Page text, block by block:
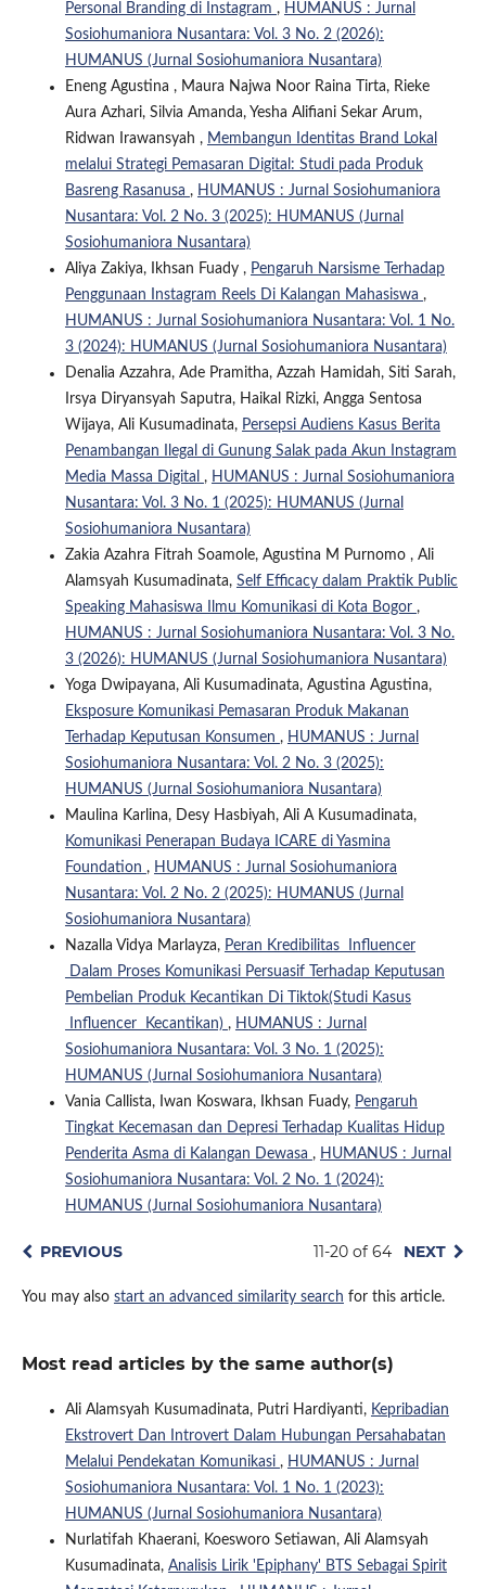
Personal Branding di Instagram , HUMANUS : Jurnal
Sosiohumaniora Nusantara: Vol. 3 No. 2 (2026):
HUMANUS (Jurnal Sosiohumaniora Nusantara)
Eneng Agustina , Maura Najwa Noor Raina Tirta, Rieke
Aura Azhari, Silvia Amanda, Yesha Alifiani Sekar Arum,
Ridwan Irawansyah , Membangun Identitas Brand Lokal
melalui Strategi Pemasaran Digital: Studi pada Produk
Basreng Rasanusa , HUMANUS : Jurnal Sosiohumaniora
Nusantara: Vol. 2 No. 3 (2025): HUMANUS (Jurnal
Sosiohumaniora Nusantara)
Aliya Zakiya, Ikhsan Fuady , Pengaruh Narsisme Terhadap
Penggunaan Instagram Reels Di Kalangan Mahasiswa ,
HUMANUS : Jurnal Sosiohumaniora Nusantara: Vol. 1 No.
3 (2024): HUMANUS (Jurnal Sosiohumaniora Nusantara)
Denalia Azzahra, Ade Pramitha, Azzah Hamidah, Siti Sarah,
Irsya Diryansyah Saputra, Haikal Rizki, Angga Sentosa
Wijaya, Ali Kusumadinata, Persepsi Audiens Kasus Berita
Penambangan Ilegal di Gunung Salak pada Akun Instagram
Media Massa Digital , HUMANUS : Jurnal Sosiohumaniora
Nusantara: Vol. 3 No. 1 (2025): HUMANUS (Jurnal
Sosiohumaniora Nusantara)
Zakia Azahra Fitrah Soamole, Agustina M Purnomo , Ali
Alamsyah Kusumadinata, Self Efficacy dalam Praktik Public
Speaking Mahasiswa Ilmu Komunikasi di Kota Bogor ,
HUMANUS : Jurnal Sosiohumaniora Nusantara: Vol. 3 No.
3 (2026): HUMANUS (Jurnal Sosiohumaniora Nusantara)
Yoga Dwipayana, Ali Kusumadinata, Agustina Agustina,
Eksposure Komunikasi Pemasaran Produk Makanan
Terhadap Keputusan Konsumen , HUMANUS : Jurnal
Sosiohumaniora Nusantara: Vol. 2 No. 3 (2025):
HUMANUS (Jurnal Sosiohumaniora Nusantara)
Maulina Karlina, Desy Hasbiyah, Ali A Kusumadinata,
Komunikasi Penerapan Budaya ICARE di Yasmina
Foundation , HUMANUS : Jurnal Sosiohumaniora
Nusantara: Vol. 2 No. 2 (2025): HUMANUS (Jurnal
Sosiohumaniora Nusantara)
Nazalla Vidya Marlayza, Peran Kredibilitas Influencer
Dalam Proses Komunikasi Persuasif Terhadap Keputusan
Pembelian Produk Kecantikan Di Tiktok(Studi Kasus
Influencer Kecantikan) , HUMANUS : Jurnal
Sosiohumaniora Nusantara: Vol. 3 No. 1 (2025):
HUMANUS (Jurnal Sosiohumaniora Nusantara)
Vania Callista, Iwan Koswara, Ikhsan Fuady, Pengaruh
Tingkat Kecemasan dan Depresi Terhadap Kualitas Hidup
Penderita Asma di Kalangan Dewasa , HUMANUS : Jurnal
Sosiohumaniora Nusantara: Vol. 2 No. 1 (2024):
HUMANUS (Jurnal Sosiohumaniora Nusantara)
PREVIOUS 11-20 of 64 NEXT
You may also start an advanced similarity search for this article.
Most read articles by the same author(s)
Ali Alamsyah Kusumadinata, Putri Hardiyanti, Kepribadian
Ekstrovert Dan Introvert Dalam Hubungan Persahabatan
Melalui Pendekatan Komunikasi , HUMANUS : Jurnal
Sosiohumaniora Nusantara: Vol. 1 No. 1 (2023):
HUMANUS (Jurnal Sosiohumaniora Nusantara)
Nurlatifah Khaerani, Koesworo Setiawan, Ali Alamsyah
Kusumadinata, Analisis Lirik 'Epiphany' BTS Sebagai Spirit